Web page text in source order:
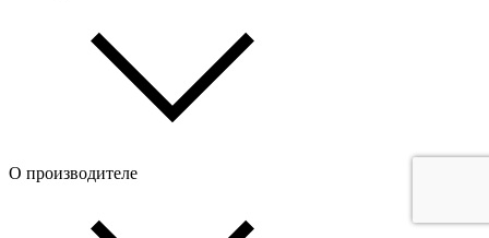
О производителе